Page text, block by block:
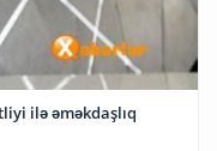
ilə əməkdaşlıq